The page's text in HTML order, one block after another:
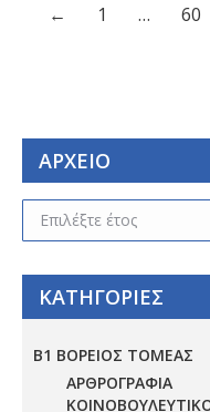
← 1 … 60
ΑΡΧΕΙΟ
ΑΡΧΕΙΟ
ΚΑΤΗΓΟΡΙΕΣ
Β1 ΒΟΡΕΙΟΣ ΤΟΜΕΑΣ
ΑΡΘΡΟΓΡΑΦΙΑ